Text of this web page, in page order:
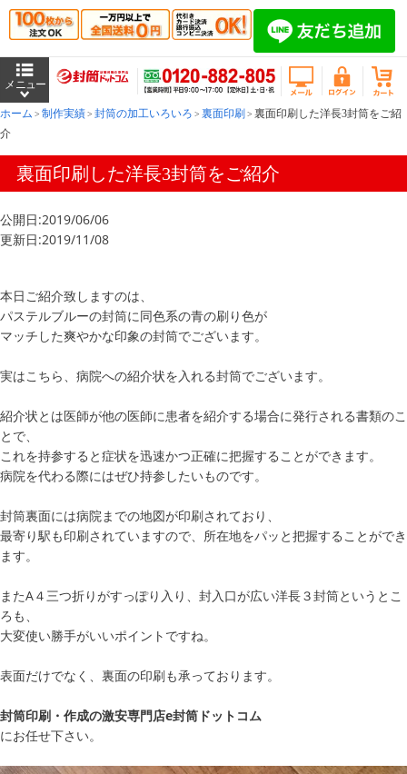
ホーム 制作実績 封筒の加工いろいろ 裏面印刷
裏面印刷した洋長3封筒をご紹
介
裏面印刷した洋長3封筒をご紹介
公開日:2019/06/06
更新日:2019/11/08
本日ご紹介致しますのは、
パステルブルーの封筒に同色系の青の刷り色が
マッチした爽やかな印象の封筒でございます。
実はこちら、病院への紹介状を入れる封筒でございます。
紹介状とは医師が他の医師に患者を紹介する場合に発行される書類のこ
とで、
これを持参すると症状を迅速かつ正確に把握することができます。
病院を代わる際にはぜひ持参したいものです。
封筒裏面には病院までの地図が印刷されており、
最寄り駅も印刷されていますので、所在地をパッと把握することができ
ます。
またA４三つ折りがすっぽり入り、封入口が広い洋長３封筒というとこ
ろも、
大変使い勝手がいいポイントですね。
表面だけでなく、裏面の印刷も承っております。
封筒印刷・作成の激安専門店e封筒ドットコム
にお任せ下さい。